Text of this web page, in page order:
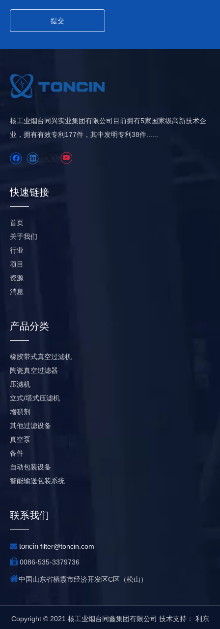
提交
核工业烟台同兴实业集团有限公司目前拥有5家国家级高新技术企
业，拥有有效专利​​177件，其中发明专利38件......
快速链接
首页
关于我们
行业
项目
资源
消息
产品分类
橡胶带式真空过滤机
陶瓷真空过滤器
压滤机
立式/塔式压滤机
增稠剂
其他过滤设备
真空泵
备件
自动包装设备
智能输送包装系统
联系我们
 toncin filter@toncin.com
 0086-535-3379736
中国山东省栖霞市经济开发区C区（松山）
Copyright © 2021 核工业烟台同鑫集团有限公司 技术支持： 利东